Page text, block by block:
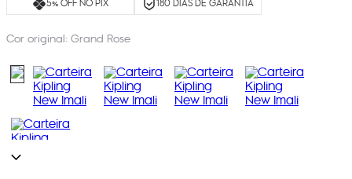
5% OFF NO PIX 180 DIAS DE GARANTIA
Cor original: Grand Rose